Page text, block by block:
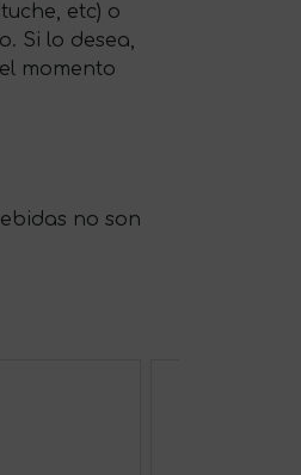
etc) o
Si lo desea,
momento
no son